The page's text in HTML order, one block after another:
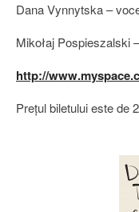
Dana Vynnytska –
Mikołaj Pospieszalski
http://
Preţul biletului este de